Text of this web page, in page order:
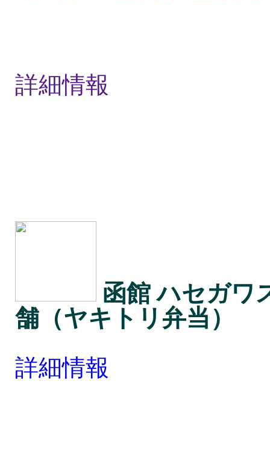
詳細情報
函館 ハセガ
舗（ヤキトリ弁当）
詳細情報